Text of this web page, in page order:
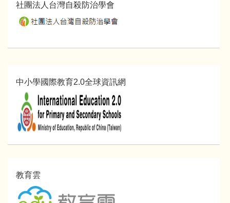
社團法人台灣自殺防治學會
中小學國際教育2.0全球資訊網
教育雲